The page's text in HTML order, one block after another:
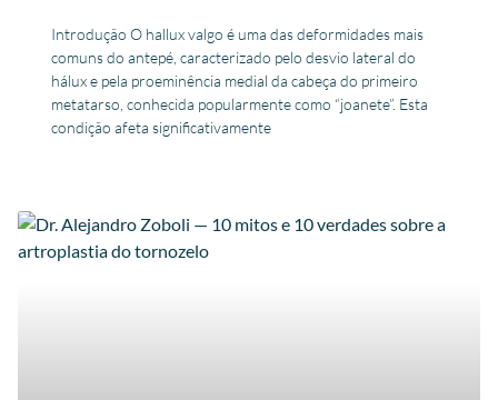
Introdução O hallux valgo é uma das deformidades mais
comuns do antepé, caracterizado pelo desvio lateral do
hálux e pela proeminência medial da cabeça do primeiro
metatarso, conhecida popularmente como “joanete”. Esta
condição afeta significativamente